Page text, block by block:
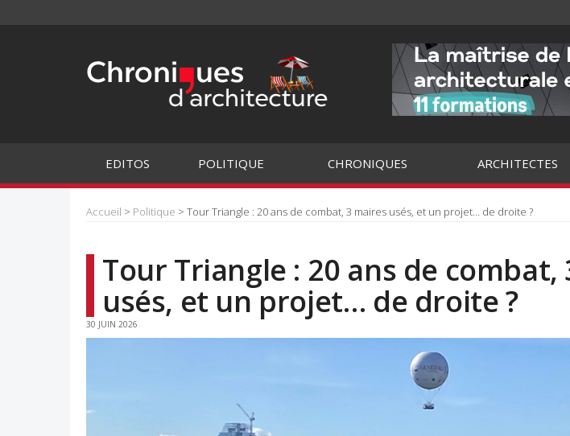
EDITOS POLITIQUE CHRONIQUES ARCHITECTES
Accueil > Politique > Tour Triangle : 20 ans de combat, 3 maires usés, et un projet… de droite ?
Tour Triangle : 20 ans de combat,
usés, et un projet… de droite ?
30 JUIN 2026